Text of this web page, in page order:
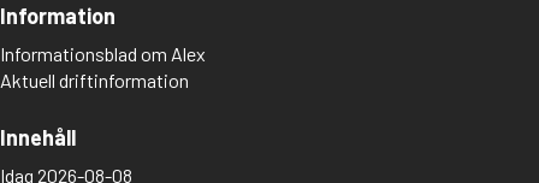
Information
Informationsblad om Alex
Aktuell driftinformation
Innehåll
Idag 2026-08-08